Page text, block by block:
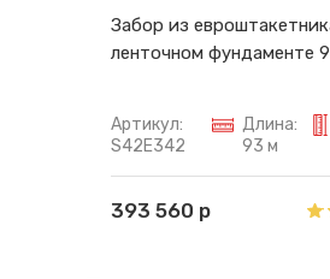
Забор из
ленточном фундаменте
Артикул:
S42E342
Длина:
93 м
393 560 р